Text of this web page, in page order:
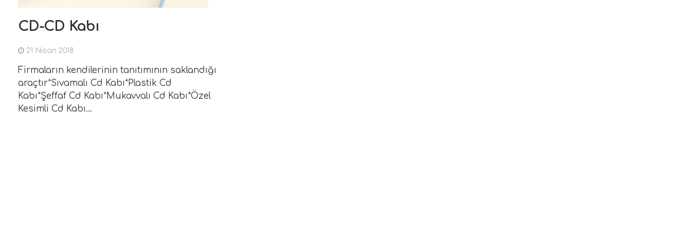
CD-CD Kabı
21 Nisan 2018
Firmaların kendilerinin tanıtımının saklandığı
araçtır*Sıvamalı Cd Kabı*Plastik Cd
Kabı*Şeffaf Cd Kabı*Mukavvalı Cd Kabı*Özel
Kesimli Cd Kabı...
baskıya" tüm aşamalarını uygulamak ve
Devamını Oku